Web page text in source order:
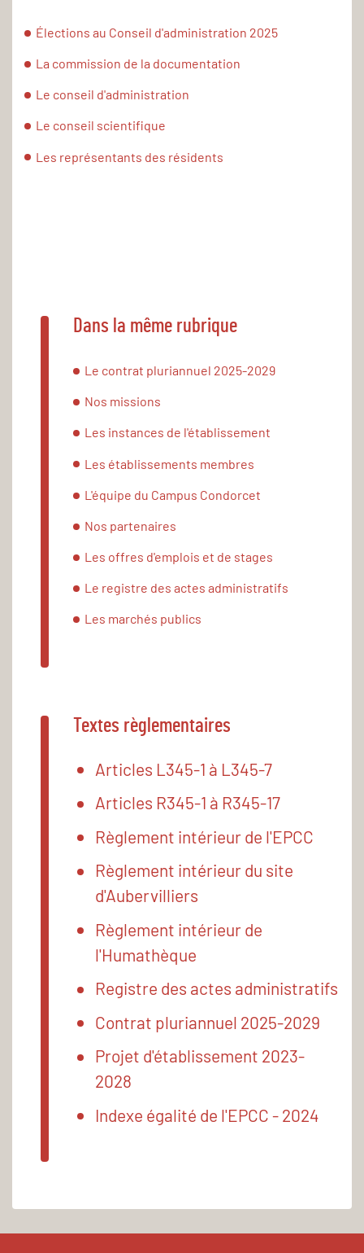
Élections au Conseil d'administration 2025
La commission de la documentation
Le conseil d'administration
Le conseil scientifique
Les représentants des résidents
Dans la même rubrique
Le contrat pluriannuel 2025-2029
Nos missions
Les instances de l'établissement
Les établissements membres
L'équipe du Campus Condorcet
Nos partenaires
Les offres d'emplois et de stages
Le registre des actes administratifs
Les marchés publics
Textes règlementaires
Articles L345-1 à L345-7
Articles R345-1 à R345-17
Règlement intérieur de l'EPCC
Règlement intérieur du site
d'Aubervilliers
Règlement intérieur de
l'Humathèque
Registre des actes administratifs
Contrat pluriannuel 2025-2029
Projet d'établissement 2023-
2028
Indexe égalité de l'EPCC - 2024